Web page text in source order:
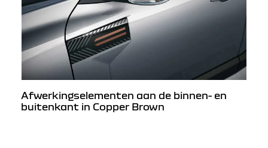
Afwerkingselementen aan de binnen- en
buitenkant in Copper Brown